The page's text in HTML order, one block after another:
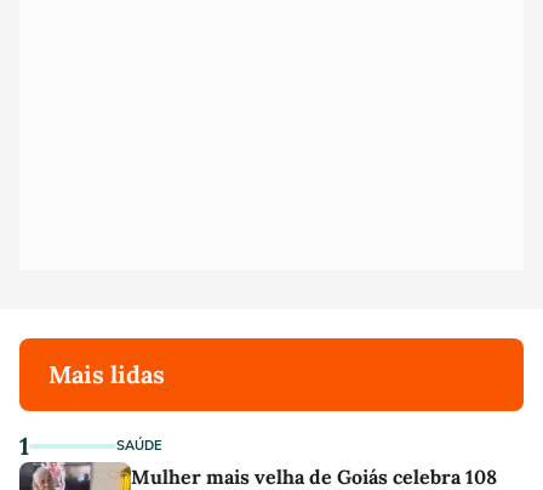
Mais lidas
1 SAÚDE
Mulher mais velha de Goiás celebra 108